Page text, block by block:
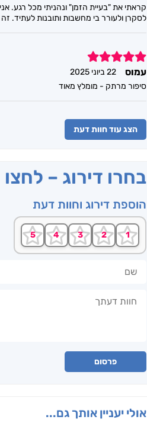
קראתי את "בעיית הזמן" ונהניתי מכל רגע.
לסקרן ולעורר בי מחשבות ותובנות לעתיד.
5
עמוס
22 ביוני 2025
סיפור מרתק - מומלץ מאוד
הצג עוד חוות דעת
בחרו דירוג –
הוספת דירוג וחוות דעת
פרסום
אולי יעניין אותך גם...